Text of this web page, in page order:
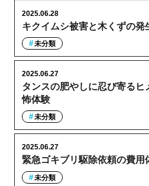
キクイムシ被害と木くずの発
2025.06.28
未分類
タンスの肥やしに忍び寄るヒ
怖体験
2025.06.27
未分類
緊急ゴキブリ駆除依頼の費用
2025.06.27
未分類